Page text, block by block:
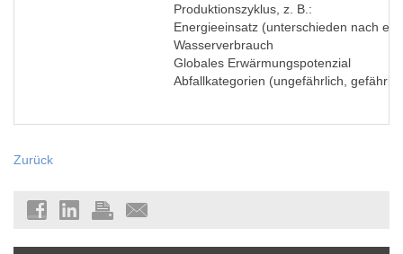
Produktionszyklus, z. B.:
Energieeinsatz (unterschieden nach
Wasserverbrauch
Globales Erwärmungspotenzial
Abfallkategorien (ungefährlich,
Zurück